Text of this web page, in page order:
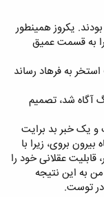
یکروز همینطور
را به قسمت عمیق
به فرهاد رساند
آگاه شد، تصمیم
یک خبر بد برایت
بروى، زیرا با
عقلانى خود را
به این نتیجه
در توست.